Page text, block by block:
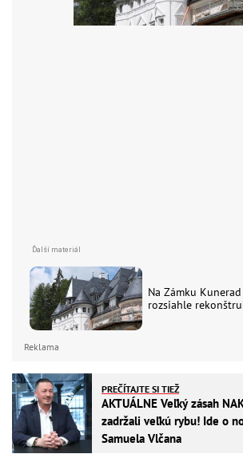
Na Zámku
rozsiahle
Reklama
PREČÍTAJTE SI TIEŽ
AKTUÁLNE Veľký zásah
zadržali veľkú rybu! Ide o
Samuela Vlčana